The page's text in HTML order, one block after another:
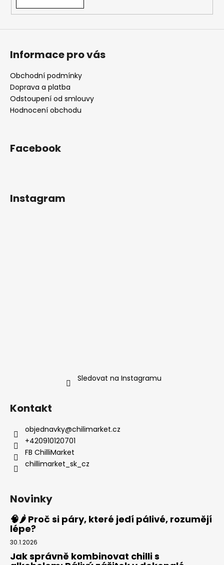
k
v
Informace pro vás
Obchodní podmínky
Doprava a platba
Odstoupení od smlouvy
Hodnocení obchodu
Facebook
Instagram
Sledovat na Instagramu
Kontakt
objednavky@chilimarket.cz
+420910120701
FB ChilliMarket
chillimarket_sk_cz
Novinky
🧠🌶️ Proč si páry, které jedí pálivé, rozumějí
lépe?
30.1.2026
Jak správně kombinovat chilli s